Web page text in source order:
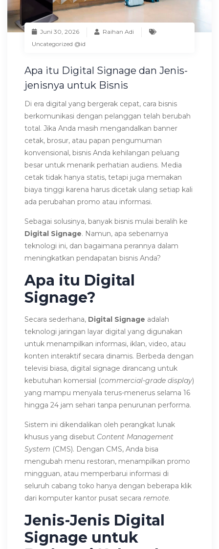
Juni 30, 2026
Raihan Adi
Uncategorized @id
Apa itu Digital Signage dan Jenis-
jenisnya untuk Bisnis
Di era digital yang bergerak cepat, cara bisnis
berkomunikasi dengan pelanggan telah berubah
total. Jika Anda masih mengandalkan banner
cetak, brosur, atau papan pengumuman
konvensional, bisnis Anda kehilangan peluang
besar untuk menarik perhatian audiens. Media
cetak tidak hanya statis, tetapi juga memakan
biaya tinggi karena harus dicetak ulang setiap kali
ada perubahan promo atau informasi.
Sebagai solusinya, banyak bisnis mulai beralih ke
Digital Signage. Namun, apa sebenarnya
teknologi ini, dan bagaimana perannya dalam
meningkatkan pendapatan bisnis Anda?
Apa itu Digital
Signage?
Secara sederhana, Digital Signage adalah
teknologi jaringan layar digital yang digunakan
untuk menampilkan informasi, iklan, video, atau
konten interaktif secara dinamis. Berbeda dengan
televisi biasa, digital signage dirancang untuk
kebutuhan komersial (commercial-grade display)
yang mampu menyala terus-menerus selama 16
hingga 24 jam sehari tanpa penurunan performa.
Sistem ini dikendalikan oleh perangkat lunak
khusus yang disebut Content Management
System (CMS). Dengan CMS, Anda bisa
mengubah menu restoran, menampilkan promo
mingguan, atau memperbarui informasi di
seluruh cabang toko hanya dengan beberapa klik
dari komputer kantor pusat secara remote.
Jenis-Jenis Digital
Signage untuk